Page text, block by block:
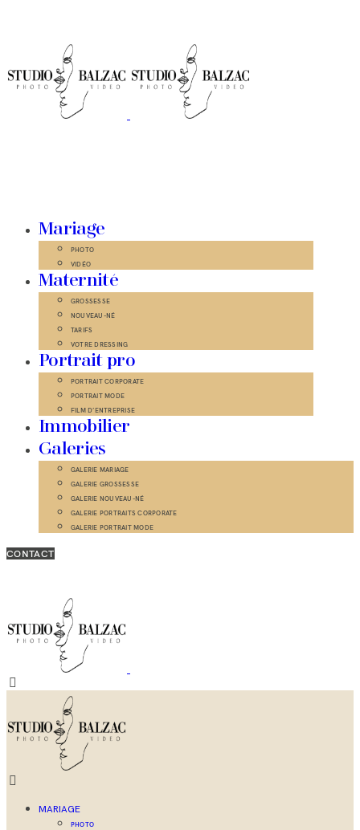
Mariage
PHOTO
VIDÉO
Maternité
GROSSESSE
NOUVEAU-NÉ
TARIFS
VOTRE DRESSING
Portrait pro
PORTRAIT CORPORATE
PORTRAIT MODE
FILM D’ENTREPRISE
Immobilier
Galeries
GALERIE MARIAGE
GALERIE GROSSESSE
GALERIE NOUVEAU-NÉ
GALERIE PORTRAITS CORPORATE
GALERIE PORTRAIT MODE
CONTACT
MARIAGE
PHOTO